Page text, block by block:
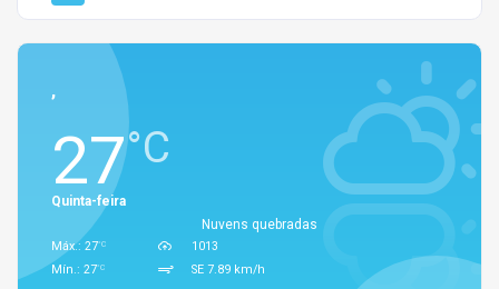
,
27°C
Nuvens quebradas
Quinta-feira
Máx.: 27°C
Mín.: 27°C
1013
SE 7.89 km/h